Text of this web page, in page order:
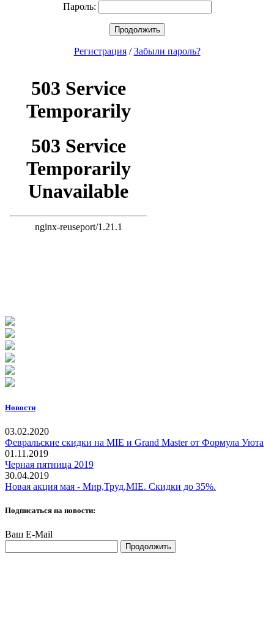
Пароль:
Продолжить
Регистрация/Забыли пароль?
Новости
03.02.2020
Февральские скидки на MIE и Grand Master от Формула Уюта
01.11.2019
Черная пятница 2019
30.04.2019
Новая акция мая - Мир,Труд,MIE. Скидки до 35%.
Подписаться на новости:
Ваш E-Mail
Продолжить